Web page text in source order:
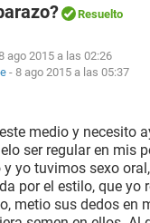
Resuelto
ago 2015 a las 02:26
- 8 ago 2015 a las 05:37
medio y necesito
ser regular en mis
yo tuvimos sexo
por el estilo, que yo
metio sus dedos en